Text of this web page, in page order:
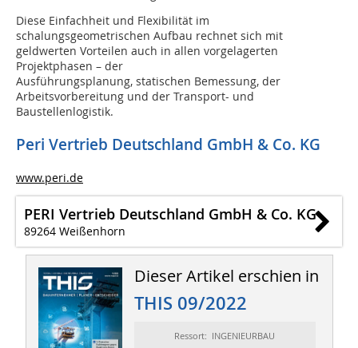
Diese Einfachheit und Flexibilität im
schalungsgeometrischen Aufbau rechnet sich mit
geldwerten Vorteilen auch in allen vorgelagerten
Projektphasen – der
Ausführungsplanung, statischen Bemessung, der
Arbeitsvorbereitung und der Transport- und
Baustellenlogistik.
Peri Vertrieb Deutschland GmbH & Co. KG
www.peri.de
PERI Vertrieb Deutschland GmbH & Co. KG
89264 Weißenhorn
Dieser Artikel erschien in
THIS 09/2022
Ressort: INGENIEURBAU